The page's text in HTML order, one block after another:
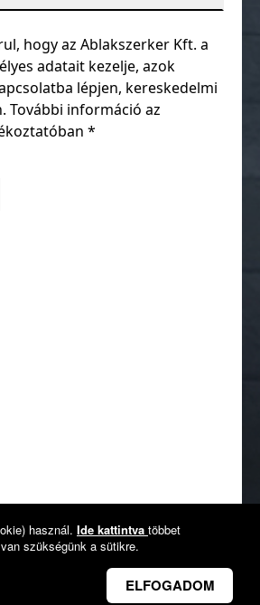
használ. Ide kattintva többet
szükségünk a sütikre.
ELFOGADOM
hogy az Ablakszerker Kft. a
adatait kezelje, azok
lépjen, kereskedelmi
További információ az
*